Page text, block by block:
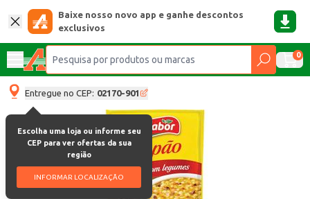
Baixe nosso novo app e ganhe descontos
exclusivos
0
Entregue no CEP: 02170-901
Escolha uma loja ou informe seu
CEP para ver ofertas da sua
região
INFORMAR LOCALIZAÇÃO